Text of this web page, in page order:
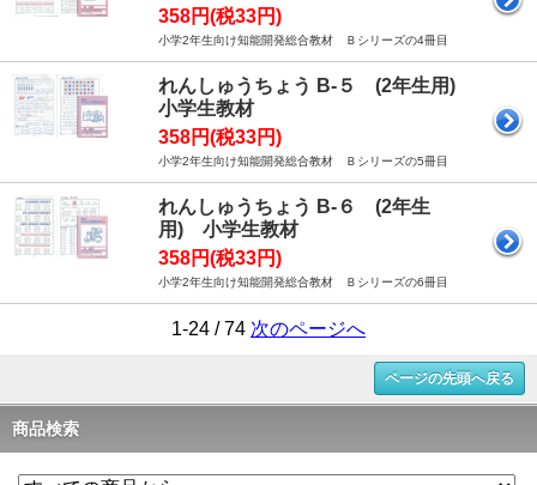
358円(税33円)
小学2年生向け知能開発総合教材 Ｂシリーズの4冊目
れんしゅうちょう B-５ (2年生用)
小学生教材
358円(税33円)
小学2年生向け知能開発総合教材 Ｂシリーズの5冊目
れんしゅうちょう B-６ (2年生
用) 小学生教材
358円(税33円)
小学2年生向け知能開発総合教材 Ｂシリーズの6冊目
1-24 / 74 次のページへ
ページの先頭へ戻る
商品検索